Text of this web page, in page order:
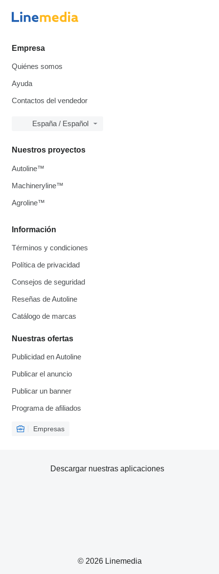
Empresa
Quiénes somos
Ayuda
Contactos del vendedor
España / Español
Información
Términos y condiciones
Política de privacidad
Consejos de seguridad
Reseñas de Autoline
Catálogo de marcas
Nuestras ofertas
Publicidad en Autoline
Publicar el anuncio
Publicar un banner
Programa de afiliados
Empresas
Nuestros proyectos
Autoline™
Machineryline™
Agroline™
© 2026 Linemedia
Descargar nuestras aplicaciones